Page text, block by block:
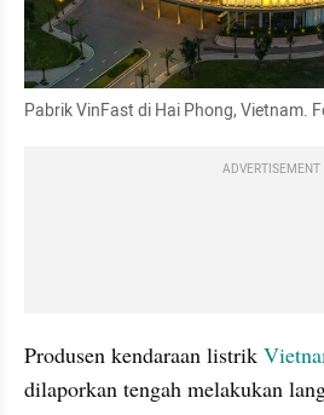
Pabrik VinFast di Hai Phong, Vietnam.
ADVERTISEMENT
Produsen kendaraan listrik
dilaporkan tengah melakukan